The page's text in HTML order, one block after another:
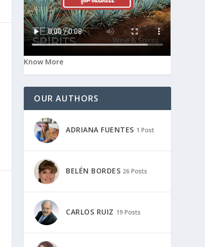
Know More
OUR AUTHORS
ADRIANA FUENTES 1 Post
BELÉN BORDES 26 Posts
CARLOS RUIZ 19 Posts